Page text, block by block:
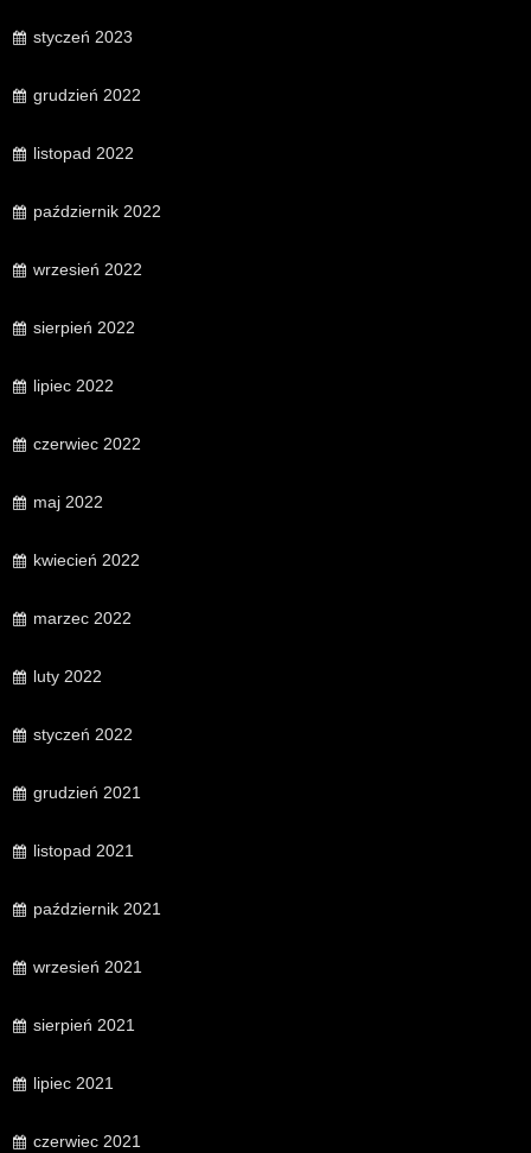
styczeń 2023
grudzień 2022
listopad 2022
październik 2022
wrzesień 2022
sierpień 2022
lipiec 2022
czerwiec 2022
maj 2022
kwiecień 2022
marzec 2022
luty 2022
styczeń 2022
grudzień 2021
listopad 2021
październik 2021
wrzesień 2021
sierpień 2021
lipiec 2021
czerwiec 2021